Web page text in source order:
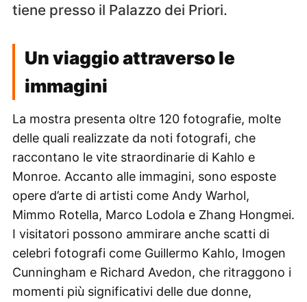
tiene presso il Palazzo dei Priori.
Un viaggio attraverso le
immagini
La mostra presenta oltre 120 fotografie, molte
delle quali realizzate da noti fotografi, che
raccontano le vite straordinarie di Kahlo e
Monroe. Accanto alle immagini, sono esposte
opere d’arte di artisti come Andy Warhol,
Mimmo Rotella, Marco Lodola e Zhang Hongmei.
I visitatori possono ammirare anche scatti di
celebri fotografi come Guillermo Kahlo, Imogen
Cunningham e Richard Avedon, che ritraggono i
momenti più significativi delle due donne,